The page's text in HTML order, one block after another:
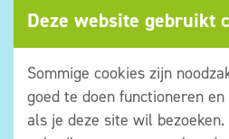
Tickets en prijzen
Groepsbezoek
Logies partners
Wat is er te zien?
Deze website gebruikt
Sommige cookies zijn
goed te doen functioneren
als je deze site wil